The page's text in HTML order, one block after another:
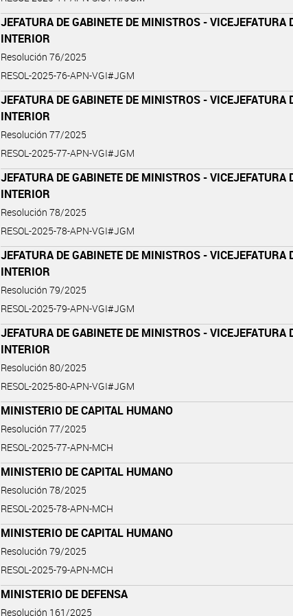
JEFATURA DE GABINETE DE MINISTROS - VICEJEFATURA
INTERIOR
Resolución 76/2025
RESOL-2025-76-APN-VGI#JGM
JEFATURA DE GABINETE DE MINISTROS - VICEJEFATURA
INTERIOR
Resolución 77/2025
RESOL-2025-77-APN-VGI#JGM
JEFATURA DE GABINETE DE MINISTROS - VICEJEFATURA
INTERIOR
Resolución 78/2025
RESOL-2025-78-APN-VGI#JGM
JEFATURA DE GABINETE DE MINISTROS - VICEJEFATURA
INTERIOR
Resolución 79/2025
RESOL-2025-79-APN-VGI#JGM
JEFATURA DE GABINETE DE MINISTROS - VICEJEFATURA
INTERIOR
Resolución 80/2025
RESOL-2025-80-APN-VGI#JGM
MINISTERIO DE CAPITAL HUMANO
Resolución 77/2025
RESOL-2025-77-APN-MCH
MINISTERIO DE CAPITAL HUMANO
Resolución 78/2025
RESOL-2025-78-APN-MCH
MINISTERIO DE CAPITAL HUMANO
Resolución 79/2025
RESOL-2025-79-APN-MCH
MINISTERIO DE DEFENSA
Resolución 161/2025